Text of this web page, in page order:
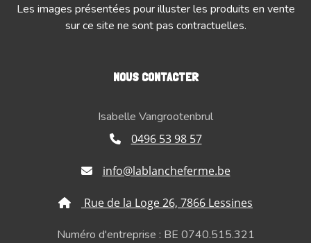
Les images présentées pour illuster les produits en vente
sur ce site ne sont pas contractuelles.
NOUS CONTACTER
Isabelle Vangrootenbrul
0496 53 98 57
info@lablancheferme.be
Rue de la Loge 26, 7866 Lessines
Numéro d'entreprise : BE 0740.515.321